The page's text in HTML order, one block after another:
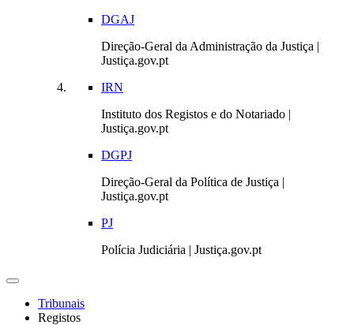
DGAJ
Direção-Geral da Administração da Justiça |
Justiça.gov.pt
IRN
Instituto dos Registos e do Notariado |
Justiça.gov.pt
DGPJ
Direção-Geral da Política de Justiça |
Justiça.gov.pt
PJ
Polícia Judiciária | Justiça.gov.pt
Toggle
navigationTribunais
Registos